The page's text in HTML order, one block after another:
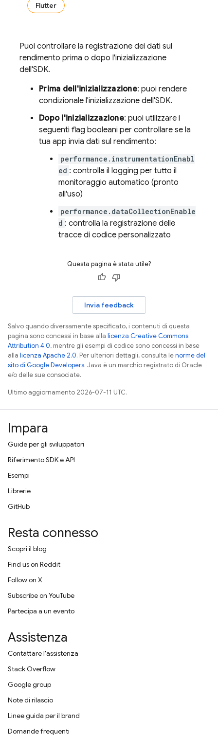
Flutter
Puoi controllare la registrazione dei dati sul
rendimento prima o dopo l'inizializzazione
dell'SDK.
Prima dell'inizializzazione: puoi rendere
condizionale l'inizializzazione dell'SDK.
Dopo l'inizializzazione: puoi utilizzare i
seguenti flag booleani per controllare se la
tua app invia dati sul rendimento:
performance.instrumentationEnabl
ed : controlla il logging per tutto il
monitoraggio automatico (pronto
all'uso)
performance.dataCollectionEnable
d : controlla la registrazione delle
tracce di codice personalizzato
Questa pagina è stata utile?
Invia feedback
Salvo quando diversamente specificato, i contenuti di questa
pagina sono concessi in base alla licenza Creative Commons
Attribution 4.0, mentre gli esempi di codice sono concessi in base
alla licenza Apache 2.0. Per ulteriori dettagli, consulta lenorme del
sito di Google Developers. Java è un marchio registrato di Oracle
e/o delle sue consociate.
Ultimo aggiornamento 2026-07-11 UTC.
Impara
Guide per gli sviluppatori
Riferimento SDK e API
Esempi
Librerie
GitHub
Resta connesso
Scopri il blog
Find us on Reddit
Follow on X
Subscribe on YouTube
Partecipa a un evento
Assistenza
Contattare l'assistenza
Stack Overflow
Google group
Note di rilascio
Linee guida per il brand
Domande frequenti